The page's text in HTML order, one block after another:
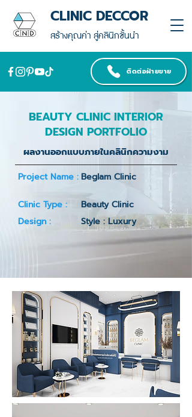
สร้างคุณค่า สู่คลินิกชั้นนำ
CLINIC DECCOR
ติดต่อฝ่ายขาย
BEAUTY CLINIC INTERIOR
DESIGN PORTFOLIO
ผลงานออกแบบภายในคลินิกความงาม
Project Name : Beglam Clinic
Clinic Type :
Beauty Clinic
Design :
Style : Luxury